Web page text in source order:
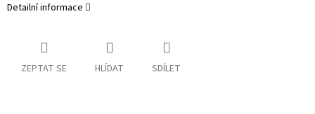
Detailní informace
ZEPTAT SE HLÍDAT SDÍLET